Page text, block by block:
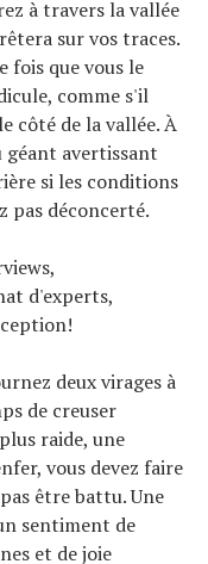
à travers la vallée
sur vos traces.
fois que vous le
comme s'il
côté de la vallée. À
géant avertissant
si les conditions
pas déconcerté.
d'experts,
deux virages à
de creuser
raide, une
vous devez faire
être battu. Une
sentiment de
et de joie